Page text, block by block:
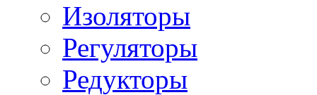
Изоляторы
Регуляторы
Редукторы